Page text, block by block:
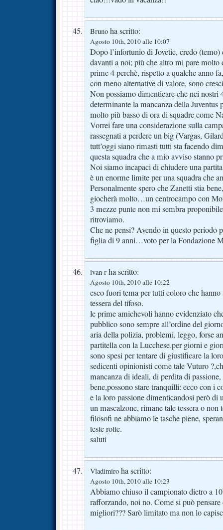
Bruno ha scritto:
Agosto 10th, 2010 alle 10:07
Dopo l’infortunio di Jovetic, credo (temo)
davanti a noi; più che altro mi pare
prime 4 perchè, rispetto a qualche anno
con meno alternative di valore, sono
Non possiamo dimenticare che nei nostri
determinante la mancanza della
molto più basso di ora di squadre come
Vorrei fare una considerazione sulla
rassegnati a perdere un big (Vargas,
tutt’oggi siano rimasti tutti sta facendo
questa squadra che a mio avviso stanno
Noi siamo incapaci di chiudere una
è un enorme limite per una squadra che
Personalmente spero che Zanetti stia
giocherà molto…un centrocampo con
3 mezze punte non mi sembra
ritroviamo.
Che ne pensi? Avendo in questo periodo
figlia di 9 anni…voto per la Fondazione
ivan r ha scritto:
Agosto 10th, 2010 alle 10:22
esco fuori tema per tutti coloro che hanno
tessera del tifoso.
le prime amichevoli hanno evidenziato
pubblico sono sempre all’ordine del
aria della polizia, problemi, leggo, forse
partitella con la Lucchese.per giorni e
sono spesi per tentare di giustificare la
sedicenti opinionisti come tale Vuturo
mancanza di ideali, di perdita di
bene,possono stare tranquilli: ecco con i
e la loro passione dimenticandosi però di
un mascalzone, rimane tale tessera o non
filosofi ne abbiamo le tasche piene,
teste rotte.
saluti
Vladimiro ha scritto:
Agosto 10th, 2010 alle 10:23
Abbiamo chiuso il campionato dietro a
rafforzando, noi no. Come si può pensare
migliori??? Sarò limitato ma non lo